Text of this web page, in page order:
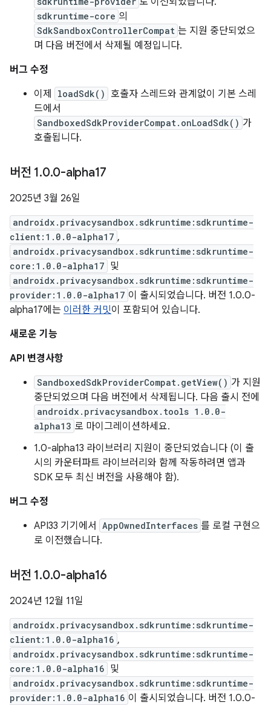
sdkruntime-core 의
SdkSandboxControllerCompat 는 지원 중단되었으
며 다음 버전에서 삭제될 예정입니다.
버그 수정
이제
loadSdk()
호출자 스레드와 관계없이 기본 스레
드에서
SandboxedSdkProviderCompat.onLoadSdk() 가
호출됩니다.
버전 1.0.0-alpha17
2025년 3월 26일
androidx.privacysandbox.sdkruntime:sdkruntime-
client:1.0.0-alpha17 ,
androidx.privacysandbox.sdkruntime:sdkruntime-
core:1.0.0-alpha17 및
androidx.privacysandbox.sdkruntime:sdkruntime-
provider:1.0.0-alpha17 이 출시되었습니다. 버전 1.0.0-
alpha17에는 이러한 커밋이 포함되어 있습니다.
새로운 기능
API 변경사항
SandboxedSdkProviderCompat.getView() 가 지원
중단되었으며 다음 버전에서 삭제됩니다. 다음 출시 전에
androidx.privacysandbox.tools 1.0.0-
alpha13 로 마이그레이션하세요.
1.0-alpha13 라이브러리 지원이 중단되었습니다 (이 출
시의 카운터파트 라이브러리와 함께 작동하려면 앱과
SDK 모두 최신 버전을 사용해야 함).
버그 수정
API33 기기에서
AppOwnedInterfaces 를 로컬 구현으
로 이전했습니다.
버전 1.0.0-alpha16
2024년 12월 11일
androidx.privacysandbox.sdkruntime:sdkruntime-
client:1.0.0-alpha16 ,
androidx.privacysandbox.sdkruntime:sdkruntime-
core:1.0.0-alpha16 및
androidx.privacysandbox.sdkruntime:sdkruntime-
provider:1.0.0-alpha16 이 출시되었습니다. 버전 1.0.0-